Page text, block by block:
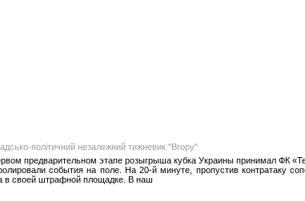
політичний незалежний тижневик "Вгору"
предварительном этапе розыгрыша кубка Украины принимал ФК
события на поле. На 20-й минуте, пропустив контратаку
в своей штрафной площадке. В наш